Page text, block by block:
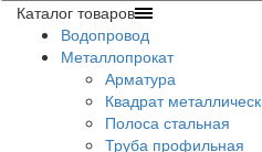
Каталог товаров
Водопровод
Металлопрокат
Арматура
Квадрат
Полоса стальная
Труба профильная